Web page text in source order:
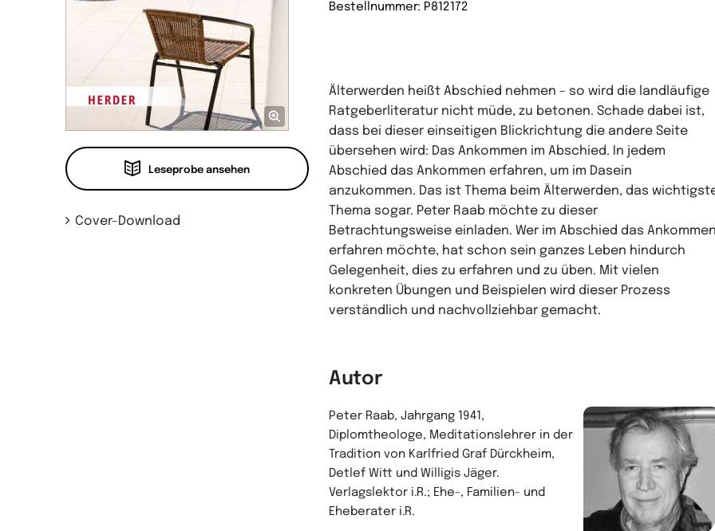
Leseprobe ansehen
Cover-Download
Bestellnummer: P812172
Älterwerden heißt Abschied nehmen – so wird die landläufige
Ratgeberliteratur nicht müde, zu betonen. Schade dabei ist,
dass bei dieser einseitigen Blickrichtung die andere Seite
übersehen wird: Das Ankommen im Abschied. In jedem
Abschied das Ankommen erfahren, um im Dasein
anzukommen. Das ist Thema beim Älterwerden, das
Thema sogar. Peter Raab möchte zu dieser
Betrachtungsweise einladen. Wer im Abschied das
erfahren möchte, hat schon sein ganzes Leben hindurch
Gelegenheit, dies zu erfahren und zu üben. Mit vielen
konkreten Übungen und Beispielen wird dieser Prozess
verständlich und nachvollziehbar gemacht.
Autor
Peter Raab, Jahrgang 1941,
Diplomtheologe, Meditationslehrer in der
Tradition von Karlfried Graf Dürckheim,
Detlef Witt und Willigis Jäger.
Verlagslektor i.R.; Ehe-, Familien- und
Eheberater i.R.